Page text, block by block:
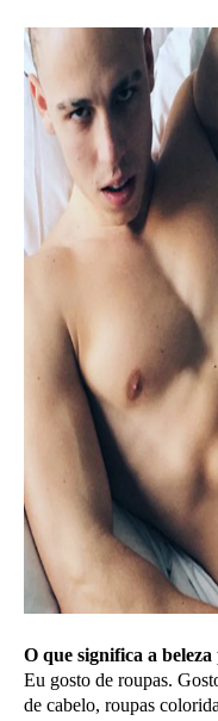
O que significa a beleza
Eu gosto de roupas.
de cabelo, roupas